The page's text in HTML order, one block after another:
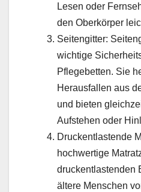
Lesen oder
den Oberkörper
Seitengitter:
wichtige
Pflegebetten. Sie
Herausfallen aus
und bieten
Aufstehen oder
Druckentlastende
hochwertige
druckentlastenden
ältere Menschen